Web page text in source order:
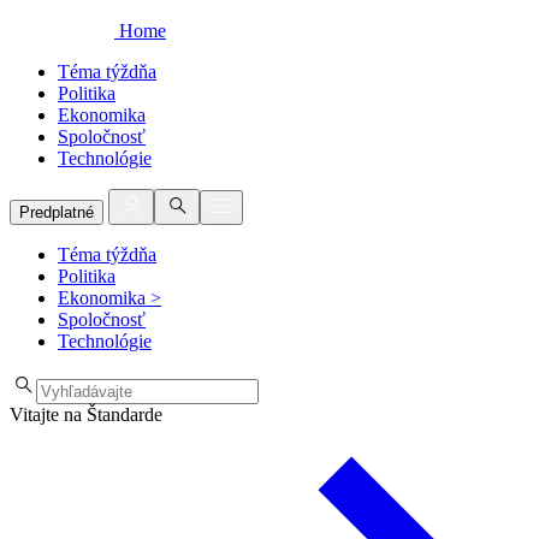
Home
Téma týždňa
Politika
Ekonomika
Spoločnosť
Technológie
Predplatné
Téma týždňa
Politika
Ekonomika >
Spoločnosť
Technológie
Vitajte na Štandarde